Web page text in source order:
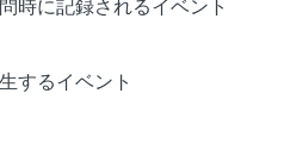
時に記録されるイベント
するイベント